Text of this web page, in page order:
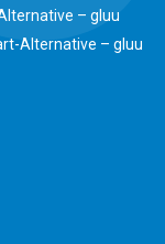
– gluu
Alternative – gluu